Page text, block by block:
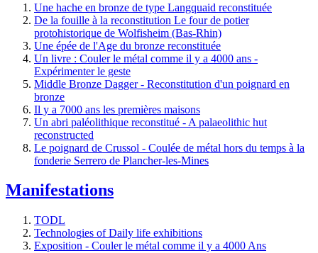
Une hache en bronze de type Langquaid reconstituée
De la fouille à la reconstitution Le four de potier
protohistorique de Wolfisheim (Bas-Rhin)
Une épée de l'Age du bronze reconstituée
Un livre : Couler le métal comme il y a 4000 ans -
Expérimenter le geste
Middle Bronze Dagger - Reconstitution d'un poignard en
bronze
Il y a 7000 ans les premières maisons
Un abri paléolithique reconstitué - A palaeolithic hut
reconstructed
Le poignard de Crussol - Coulée de métal hors du temps à la
fonderie Serrero de Plancher-les-Mines
Manifestations
TODL
Technologies of Daily life exhibitions
Exposition - Couler le métal comme il y a 4000 Ans